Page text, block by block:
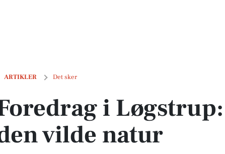
ARTIKLER Det sker
Foredrag i Løgstrup: Red den vilde natur
i
vilde natur